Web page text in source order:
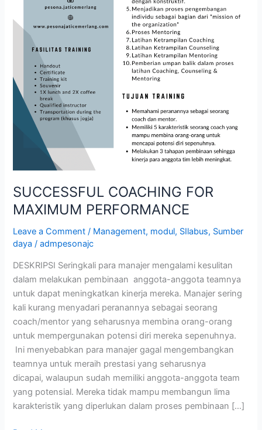
SUCCESSFUL COACHING FOR
MAXIMUM PERFORMANCE
Leave a Comment / Management, modul, SIlabus, Sumber
daya /admpesonajc
DESKRIPSI Seringkali para manajer mengalami kesulitan
dalam melakukan pembinaan anggota-anggota teamnya
untuk dapat meningkatkan kinerja mereka. Manajer sering
kali kurang menyadari peranannya sebagai seorang
coach/mentor yang seharusnya membina orang-orang
untuk mempergunakan potensi diri mereka sepenuhnya.
Ini menyebabkan para manajer gagal mengembangkan
teamnya untuk meraih prestasi yang seharusnya
dicapai, walaupun sudah memiliki anggota-anggota team
yang potensial. Mereka tidak mampu membangun lima
karakteristik yang diperlukan dalam proses pembinaan […]